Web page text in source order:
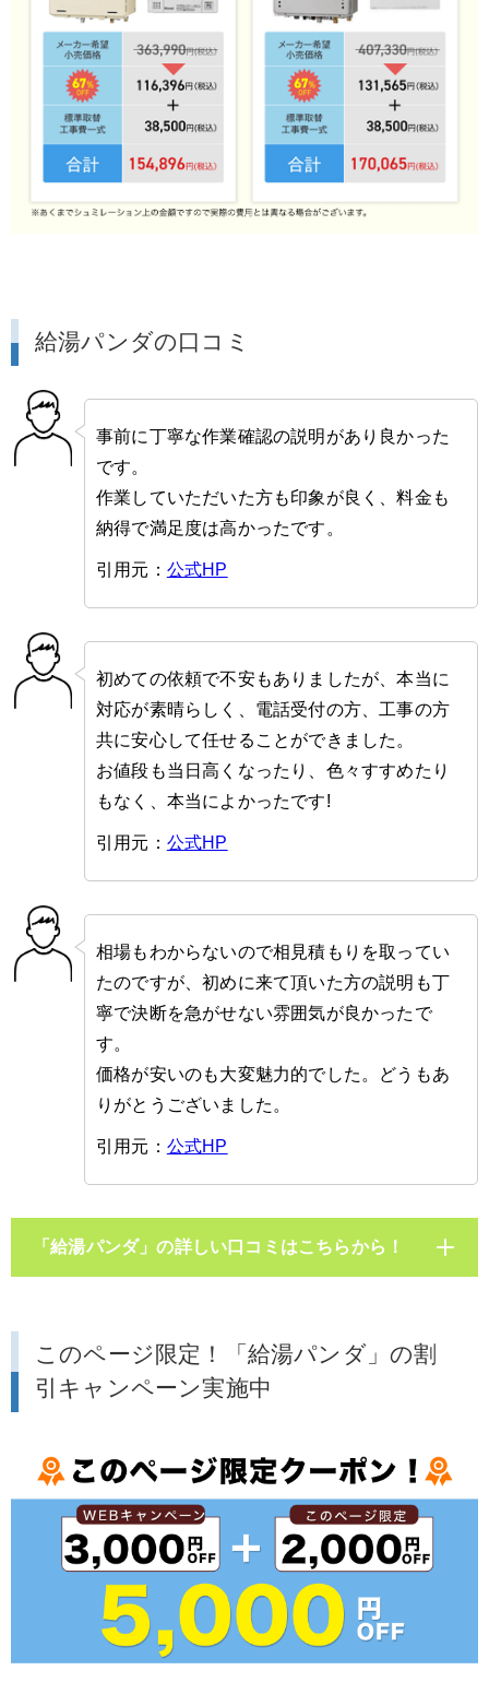
給湯パンダの口コミ
事前に丁寧な作業確認の説明があり良かった
です。
作業していただいた方も印象が良く、料金も
納得で満足度は高かったです。
引用元： 公式HP
初めての依頼で不安もありましたが、本当に
対応が素晴らしく、電話受付の方、工事の方
共に安心して任せることができました。
お値段も当日高くなったり、色々すすめたり
もなく、本当によかったです!
引用元： 公式HP
相場もわからないので相見積もりを取ってい
たのですが、初めに来て頂いた方の説明も丁
寧で決断を急がせない雰囲気が良かったで
す。
価格が安いのも大変魅力的でした。どうもあ
りがとうございました。
引用元： 公式HP
「給湯パンダ」の詳しい口コミはこちらから！
このページ限定！「給湯パンダ」の割
引キャンペーン実施中